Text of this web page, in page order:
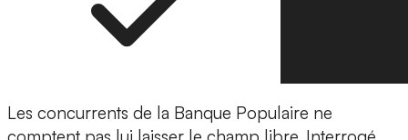
Les concurrents de la Banque Populaire ne